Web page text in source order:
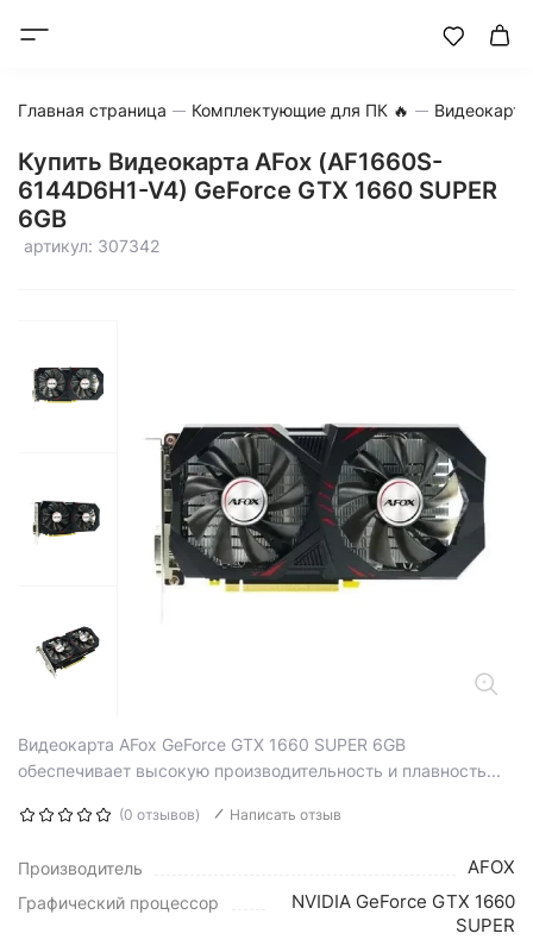
Главная страница Комплектующие для ПК 🔥 Видеокарты
Купить Видеокарта AFox (AF1660S-
6144D6H1-V4) GeForce GTX 1660 SUPER
6GB
артикул: 307342
Видеокарта AFox GeForce GTX 1660 SUPER 6GB
обеспечивает высокую производительность и плавность...
(0 отзывов) Написать отзыв
Производитель AFOX
Графический процессор
NVIDIA GeForce GTX 1660
SUPER